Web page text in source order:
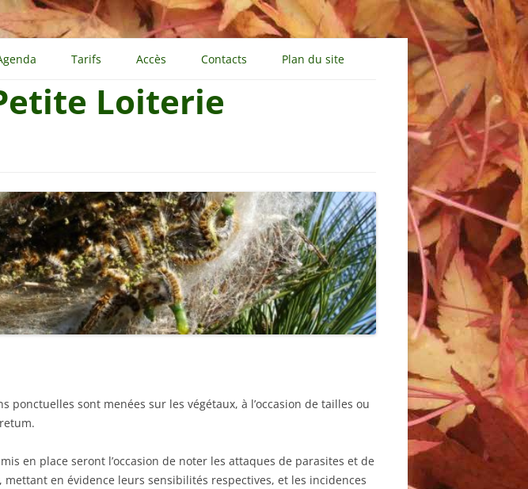
Aller
contenu
Tarifs Accès Contacts Plan du site
Loiterie
ponctuelles sont menées sur les végétaux, à l’occasion de tailles ou
en place seront l’occasion de noter les attaques de parasites et de
en évidence leurs sensibilités respectives, et les incidences